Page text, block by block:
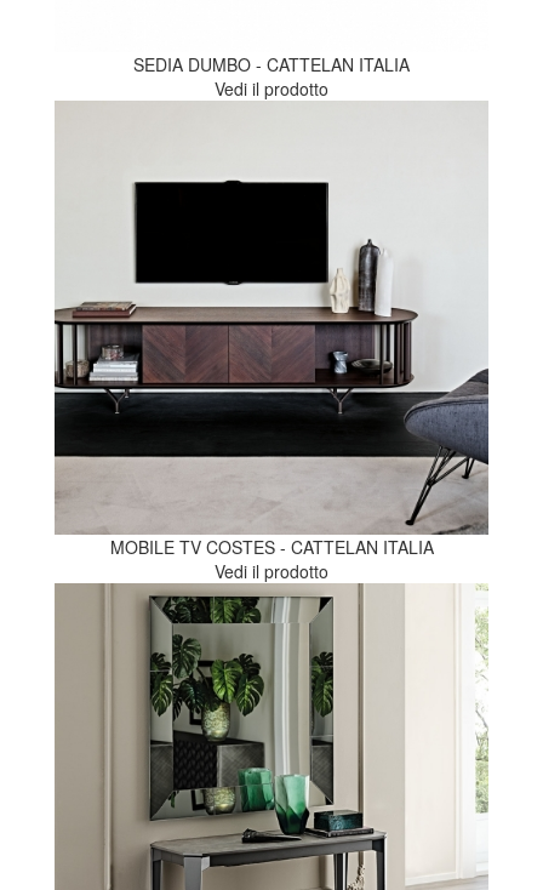
SEDIA DUMBO - CATTELAN ITALIA
Vedi il prodotto
MOBILE TV COSTES - CATTELAN ITALIA
Vedi il prodotto